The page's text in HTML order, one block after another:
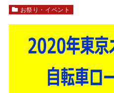
お祭り・イベント